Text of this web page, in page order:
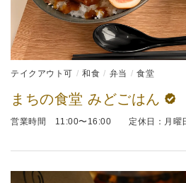
テイクアウト可 和食 弁当 食堂
まちの食堂 みどごはん
営業時間 11:00〜16:00 定休日：月曜